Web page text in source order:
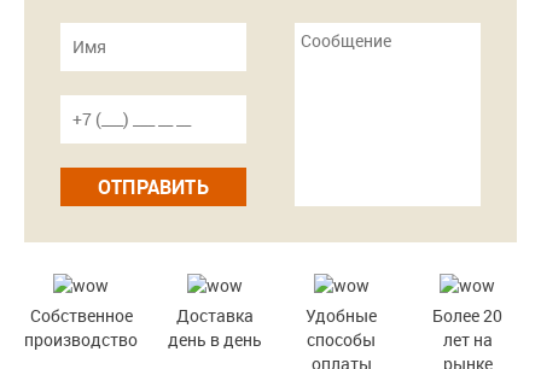
ОТПРАВИТЬ
Собственное
производство
Доставка
день в день
Удобные
способы
оплаты
Более 20
лет на
рынке